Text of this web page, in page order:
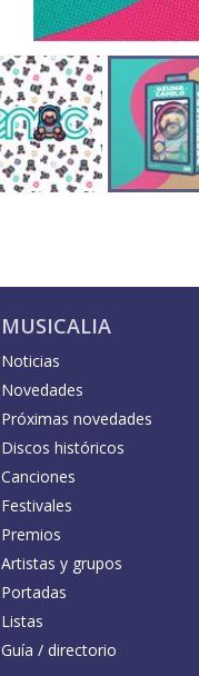
MUSICALIA
Noticias
Novedades
Próximas novedades
Discos históricos
Canciones
Festivales
Premios
Artistas y grupos
Portadas
Listas
Guía / directorio